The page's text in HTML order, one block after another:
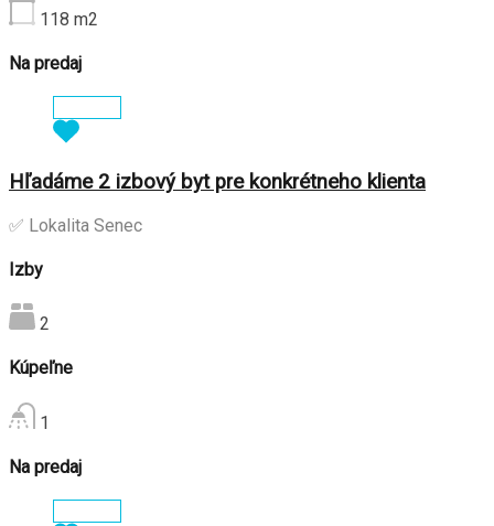
118 m2
Na predaj
Hľadáme 2 izbový byt pre konkrétneho klienta
✅ Lokalita Senec
Izby
2
Kúpeľne
1
Na predaj